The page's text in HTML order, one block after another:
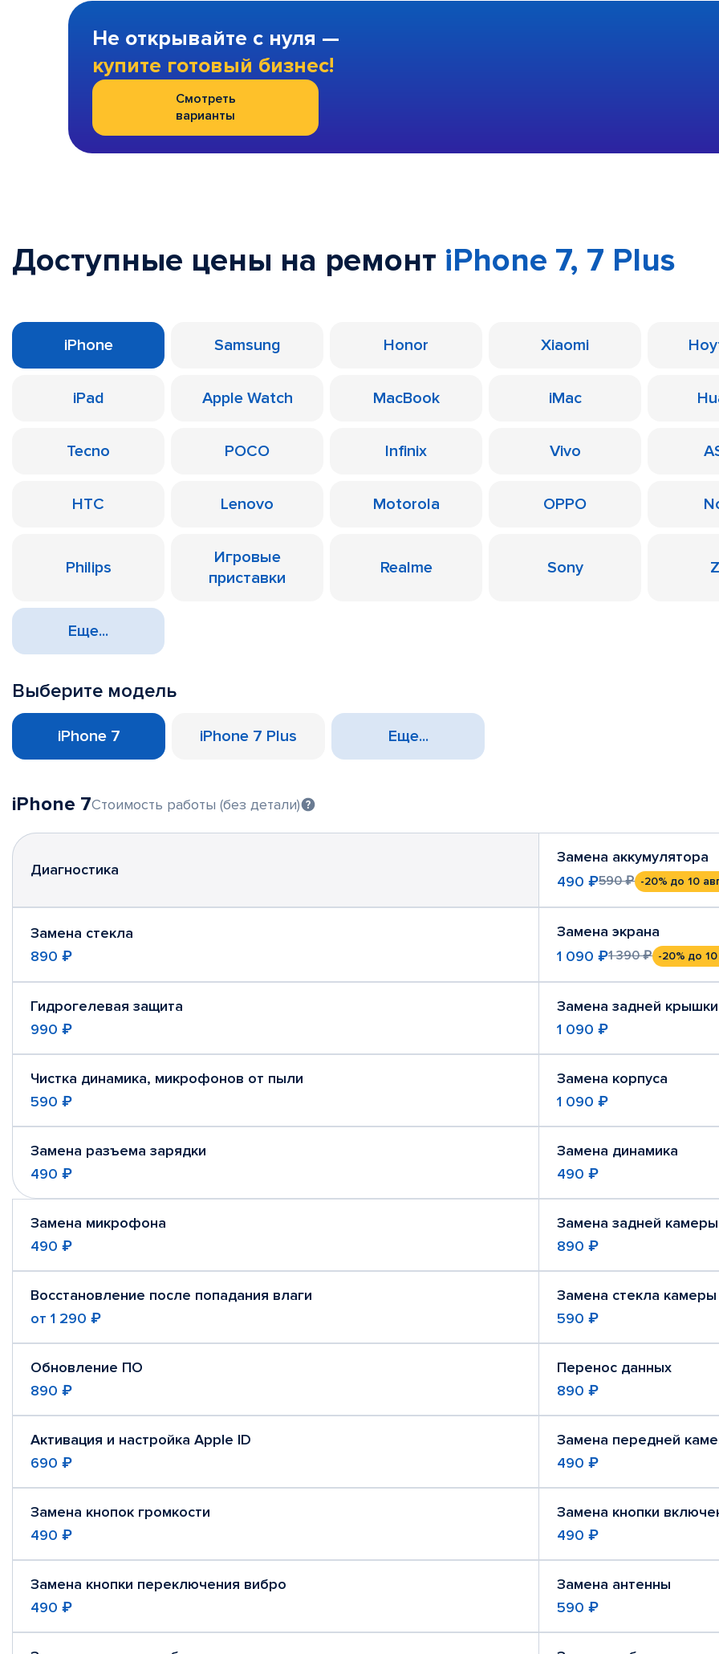
Не открывайте с нуля —
купите готовый бизнес!
Смотреть
варианты
Доступные цены на ремонт iPhone 7, 7 Plus
iPhone Samsung Honor Xiaomi
iPad Apple Watch MacBook iMac
Tecno POCO Infinix Vivo
HTC Lenovo Motorola OPPO
Philips
Игровые
приставки
Realme Sony
Еще...
Выберите модель
iPhone 7 iPhone 7 Plus Еще...
iPhone 7Стоимость работы (без детали)
Диагностика
Замена аккумулятора
490 ₽590 ₽ -20% до 10
Замена стекла
890 ₽
Замена экрана
1 090 ₽1 390 ₽ -20% до 10
Гидрогелевая защита
990 ₽
Замена задней крышки
1 090 ₽
Чистка динамика, микрофонов от пыли
590 ₽
Замена корпуса
1 090 ₽
Замена разъема зарядки
490 ₽
Замена динамика
490 ₽
Замена микрофона
490 ₽
Замена задней камеры
890 ₽
Восстановление после попадания влаги
от 1 290 ₽
Замена стекла камеры
590 ₽
Обновление ПО
890 ₽
Перенос данных
890 ₽
Активация и настройка Apple ID
690 ₽
Замена передней
490 ₽
Замена кнопок громкости
490 ₽
Замена кнопки
490 ₽
Замена кнопки переключения вибро
490 ₽
Замена антенны
590 ₽